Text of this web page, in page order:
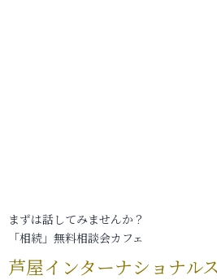
まずは話してみませんか？
「相続」無料相談会カフェ
芦屋インターナショナル